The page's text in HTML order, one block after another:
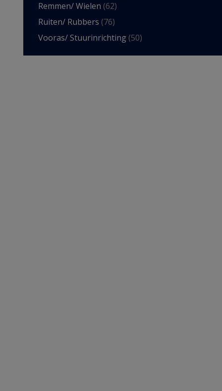
Remmen/ Wielen (62)
Ruiten/ Rubbers (76)
Vooras/ Stuurinrichting (50)